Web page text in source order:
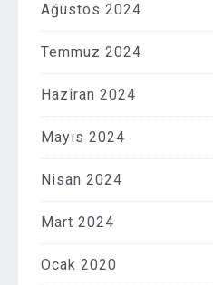
Ağustos 2024
Temmuz 2024
Haziran 2024
Mayıs 2024
Nisan 2024
Mart 2024
Ocak 2020